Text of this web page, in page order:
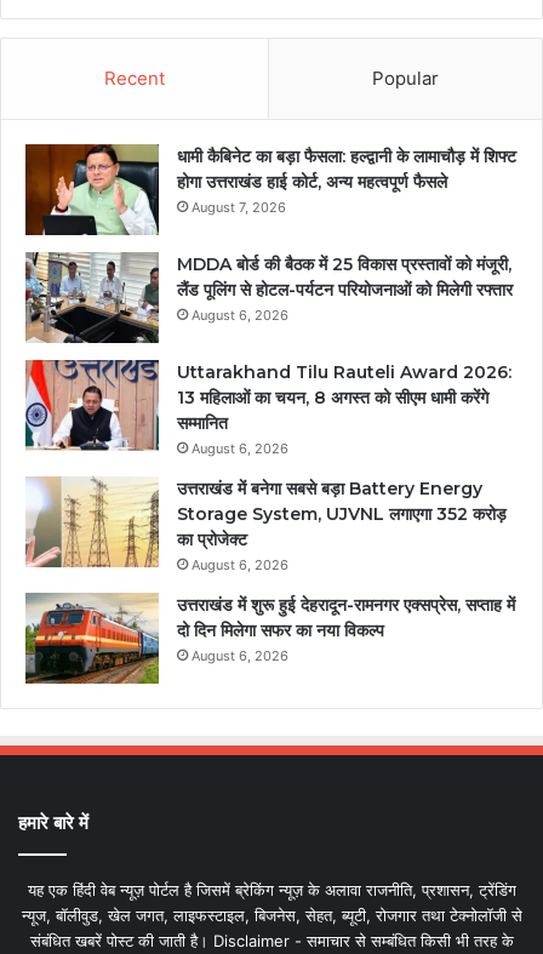
Recent Popular
धामी कैबिनेट का बड़ा फैसला: हल्द्वानी के लामाचौड़ में शिफ्ट
होगा उत्तराखंड हाई कोर्ट, अन्य महत्वपूर्ण फैसले
August 7, 2026
MDDA बोर्ड की बैठक में 25 विकास प्रस्तावों को मंजूरी,
लैंड पूलिंग से होटल-पर्यटन परियोजनाओं को मिलेगी रफ्तार
August 6, 2026
Uttarakhand Tilu Rauteli Award 2026:
13 महिलाओं का चयन, 8 अगस्त को सीएम धामी करेंगे
सम्मानित
August 6, 2026
उत्तराखंड में बनेगा सबसे बड़ा Battery Energy
Storage System, UJVNL लगाएगा 352 करोड़
का प्रोजेक्ट
August 6, 2026
उत्तराखंड में शुरू हुई देहरादून-रामनगर एक्सप्रेस, सप्ताह में
दो दिन मिलेगा सफर का नया विकल्प
August 6, 2026
हमारे बारे में
यह एक हिंदी वेब न्यूज़ पोर्टल है जिसमें ब्रेकिंग न्यूज़ के अलावा राजनीति, प्रशासन, ट्रेंडिंग
न्यूज, बॉलीवुड, खेल जगत, लाइफस्टाइल, बिजनेस, सेहत, ब्यूटी, रोजगार तथा टेक्नोलॉजी से
संबंधित खबरें पोस्ट की जाती है। Disclaimer - समाचार से सम्बंधित किसी भी तरह के